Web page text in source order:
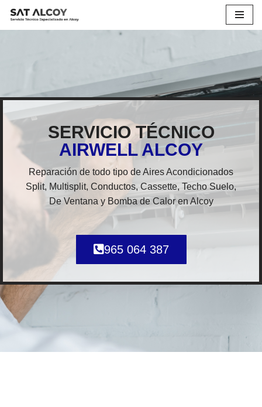
Saltar
SERVICIO TÉCNICO
AIRWELL ALCOY
Reparación de todo tipo de Aires Acondicionados
Split, Multisplit, Conductos, Cassette, Techo Suelo,
De Ventana y Bomba de Calor en Alcoy
965 064 387